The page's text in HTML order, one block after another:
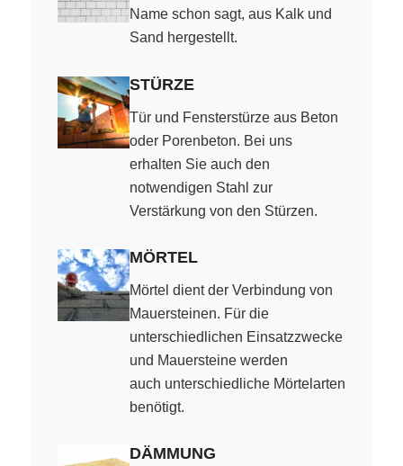
Name schon sagt, aus Kalk und
Sand hergestellt.
STÜRZE
Tür und Fensterstürze aus Beton
oder Porenbeton. Bei uns
erhalten Sie auch den
notwendigen Stahl zur
Verstärkung von den Stürzen.
MÖRTEL
Mörtel dient der Verbindung von
Mauersteinen. Für die
unterschiedlichen Einsatzzwecke
und Mauersteine werden
auch unterschiedliche Mörtelarten
benötigt.
DÄMMUNG